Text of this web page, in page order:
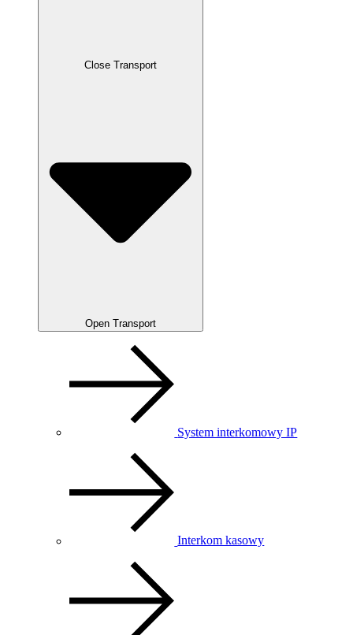
Close Transport
Open Transport
System interkomowy IP
Interkom kasowy